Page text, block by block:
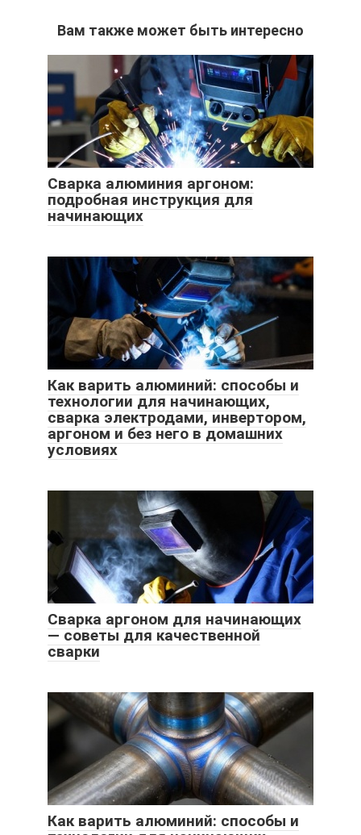
Вам также может быть интересно
Сварка алюминия аргоном:
подробная инструкция для
начинающих
Как варить алюминий: способы и
технологии для начинающих,
сварка электродами, инвертором,
аргоном и без него в домашних
условиях
Сварка аргоном для начинающих
— советы для качественной
сварки
Как варить алюминий: способы и